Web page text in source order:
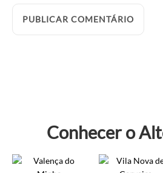
Conhecer o